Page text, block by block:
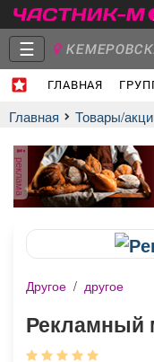
☰
ГЛАВНАЯ
Главная
Объявления
Главная Товары/
реклама
Другое / другое
Рекламный